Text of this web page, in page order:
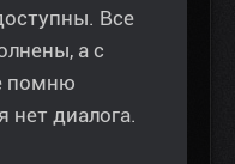
Все
а с
помню
нет диалога.